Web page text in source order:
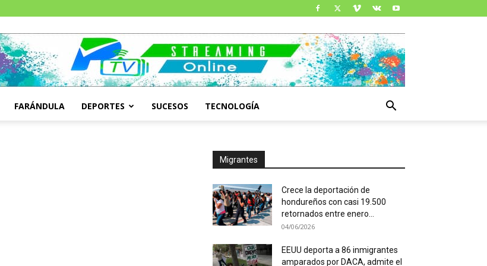
FARÁNDULA DEPORTES SUCESOS TECNOLOGÍA
Migrantes
Crece la deportación de
hondureños con casi 19.500
retornados entre enero...
04/06/2026
EEUU deporta a 86 inmigrantes
amparados por DACA, admite el